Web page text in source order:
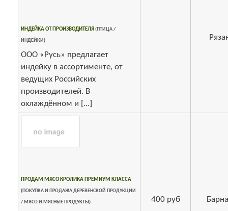
ИНДЕЙКА ОТ ПРОИЗВОДИТЕЛЯ (ПТИЦА /
ИНДЕЙКИ)
ООО «Русь» предлагает
индейку в ассортименте, от
ведущих Российских
производителей. В
охлаждённом и [...]
ПРОДАМ МЯСО КРОЛИКА ПРЕМИУМ КЛАССА
(ПОКУПКА И ПРОДАЖА ДЕРЕВЕНСКОЙ ПРОДУКЦИИ
/ МЯСО И МЯСНЫЕ ПРОДУКТЫ)
400 руб